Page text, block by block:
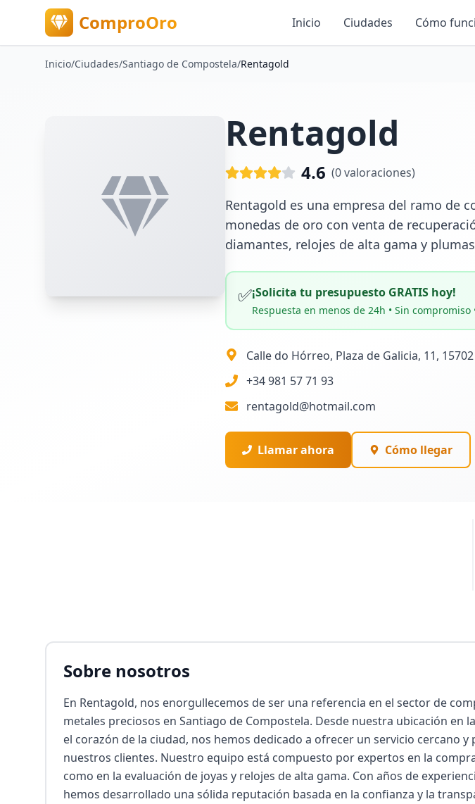
ComproOro Inicio Ciudades Cómo
Inicio/Ciudades/Santiago de Compostela/Rentagold
Rentagold
4.6 (0valoraciones)
Rentagold es una empresa del ramo de
monedas de oro con venta de
diamantes, relojes de alta gama y
✅¡Solicita tu presupuesto GRATIS hoy!
Respuesta en menos de 24h • Sin compromiso
Calle do Hórreo, Plaza de Galicia, 11,
+34 981 57 71 93
rentagold@hotmail.com
Llamar ahora Cómo llegar
Sobre nosotros
En Rentagold, nos enorgullecemos de ser una referencia en el sector de
metales preciosos en Santiago de Compostela. Desde nuestra ubicación en
el corazón de la ciudad, nos hemos dedicado a ofrecer un servicio cercano y
nuestros clientes. Nuestro equipo está compuesto por expertos en la
como en la evaluación de joyas y relojes de alta gama. Con años de
hemos desarrollado una sólida reputación basada en la confianza y la